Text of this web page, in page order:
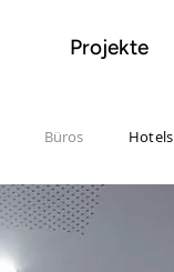
Projekte
Büros Hotels